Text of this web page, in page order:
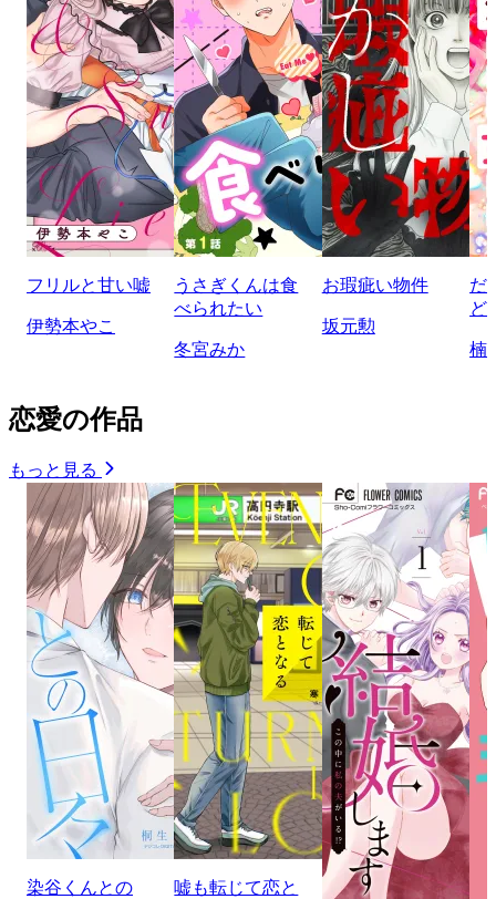
フリルと甘い嘘
伊勢本やこ
うさぎくんは食
べられたい
冬宮みか
お瑕疵い物件
坂元勲
だ
ど
楠
恋愛の作品
もっと見る
染谷くんとの
嘘も転じて恋と